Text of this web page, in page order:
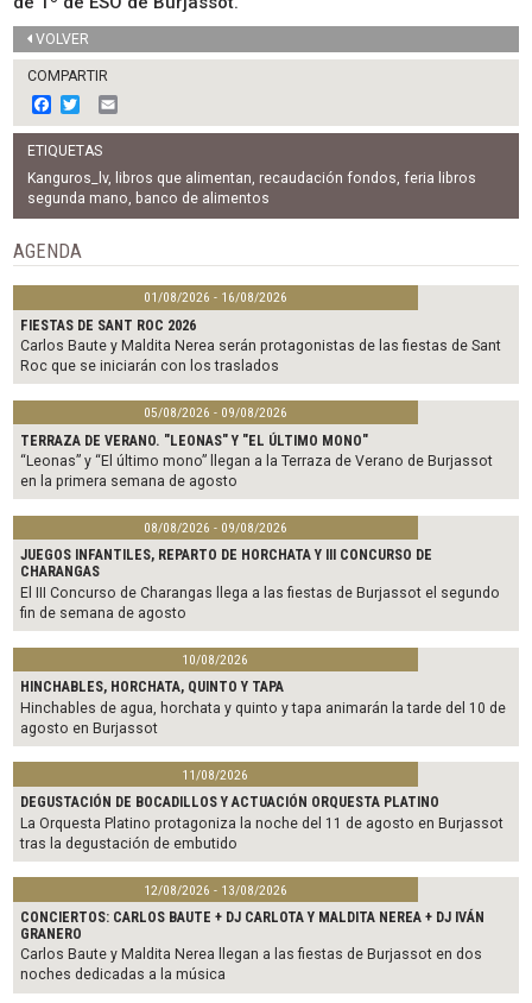
VOLVER
COMPARTIR
F
a
c
e
b
o
o
w
i
t
t
e
r
m
l
ETIQUETAS
Kanguros_lv, libros que alimentan, recaudación fondos,feria libros
segunda mano, banco de alimentos
AGENDA
01/08/2026 - 16/08/2026
FIESTAS DE SANT ROC 2026
Carlos Baute y Maldita Nerea serán protagonistas de las fiestas de Sant
Roc que se iniciarán con los traslados
05/08/2026 - 09/08/2026
TERRAZA DE VERANO. "LEONAS" Y "EL ÚLTIMO MONO"
“Leonas” y “El último mono” llegan a la Terraza de Verano de Burjassot
en la primera semana de agosto
08/08/2026 - 09/08/2026
JUEGOS INFANTILES, REPARTO DE HORCHATA Y III CONCURSO DE
CHARANGAS
El III Concurso de Charangas llega a las fiestas de Burjassot el segundo
fin de semana de agosto
10/08/2026
HINCHABLES, HORCHATA, QUINTO Y TAPA
Hinchables de agua, horchata y quinto y tapa animarán la tarde del 10 de
agosto en Burjassot
11/08/2026
DEGUSTACIÓN DE BOCADILLOS Y ACTUACIÓN ORQUESTA PLATINO
La Orquesta Platino protagoniza la noche del 11 de agosto en Burjassot
tras la degustación de embutido
12/08/2026 - 13/08/2026
CONCIERTOS: CARLOS BAUTE + DJ CARLOTA Y MALDITA NEREA + DJ IVÁN
GRANERO
Carlos Baute y Maldita Nerea llegan a las fiestas de Burjassot en dos
noches dedicadas a la música